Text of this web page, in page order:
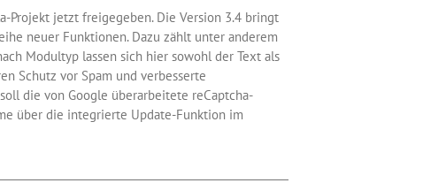
Projekt jetzt freigegeben. Die Version 3.4 bringt
neuer Funktionen. Dazu zählt unter anderem
Modultyp lassen sich hier sowohl der Text als
Schutz vor Spam und verbesserte
die von Google überarbeitete reCaptcha-
über die integrierte Update-Funktion im